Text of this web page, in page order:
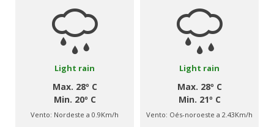
Light rain
Max. 28º C
Min. 20º C
Vento: Nordeste a 0.9Km/h
Light rain
Max. 28º C
Min. 21º C
Vento: Oés-noroeste a 2.43Km/h